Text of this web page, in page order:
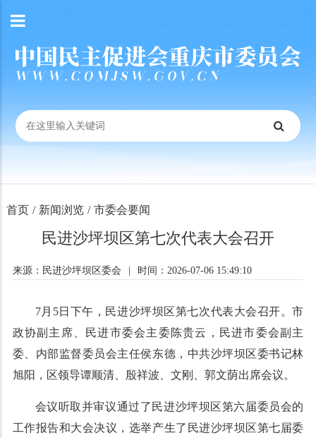
首页 / 新闻浏览 / 市委会要闻
民进沙坪坝区第七次代表大会召开
来源：民进沙坪坝区委会 时间：2026-07-06 15:49:10
7月5日下午，民进沙坪坝区第七次代表大会召开。市
政协副主席、民进市委会主委陈贵云，民进市委会副主
委、内部监督委员会主任侯东德，中共沙坪坝区委书记林
旭阳，区领导谭顺清、殷祥波、文刚、郭文荫出席会议。
会议听取并审议通过了民进沙坪坝区第六届委员会的
工作报告和大会决议，选举产生了民进沙坪坝区第七届委